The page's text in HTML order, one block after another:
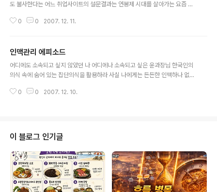
도 불사한다는 어느 취업사이트의 설문결과는 연봉제 시대를 살아가는 요즘 샐
제라도 회사를 떠나 더 좋은 보수를 보장해 주는 기업으로 과감하게 직장을 옮
다니는 직장인들을 풍자하는 말로 ‘철새족’이라는 신조어가 생겨나기도 했다.
그러나 이제는 자기 분야에서 내세울 만한 능력 없이는 철새족이 되기도 힘든
세상이 돼버렸다. 회사 규모나 보수 정도, 복지여건 등 개인적인 만족도에 따라
0 0 2007. 12. 11.
인맥관리 에피소드
어디에도 소속되고 싶지 않았던 나 어디에나 소속되고 싶은 윤과장님 한국인의
의식 속에 숨어 있는 집단의식을 활용하라 사실 나에게는 든든한 인맥하나 없
는 것이 아주 중요한 것이라고는 알고 있었다. 무엇보다 중요한 것은 인맥도 만
질적인 면에서 훨씬 더 중요하다는 면에서 늘 반성하고 좋은 사람이 되고자 한
다) 사실 그래서 내가 필요한 정보나 사실은 한두단계만 거치면 바로 얻을 수 있
을 정도가 되었다. 나름대..
0 0 2007. 12. 10.
이 블로그 인기글